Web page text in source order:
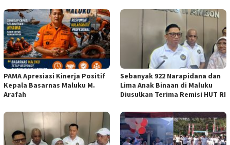
PAMA Apresiasi Kinerja Positif
Kepala Basarnas Maluku M.
Arafah
Sebanyak 922 Narapidana dan
Lima Anak Binaan di Maluku
Diusulkan Terima Remisi HUT RI